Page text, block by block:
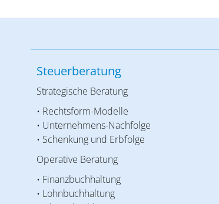
Steuerberatung
Strategische Beratung
• Rechtsform-Modelle
• Unternehmens-Nachfolge
• Schenkung und Erbfolge
Operative Beratung
• Finanzbuchhaltung
• Lohnbuchhaltung